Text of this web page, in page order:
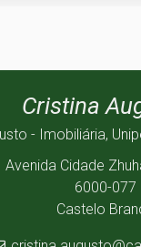
Cristina
- Imobiliária,
Avenida Cidade
6000-077
Castelo